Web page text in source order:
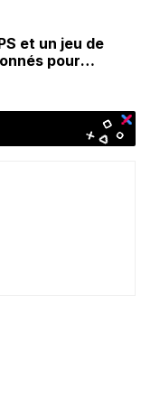
et un jeu de
pour